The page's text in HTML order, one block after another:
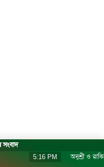
সংবাদ
5:16 PM অনুশ্রী ও